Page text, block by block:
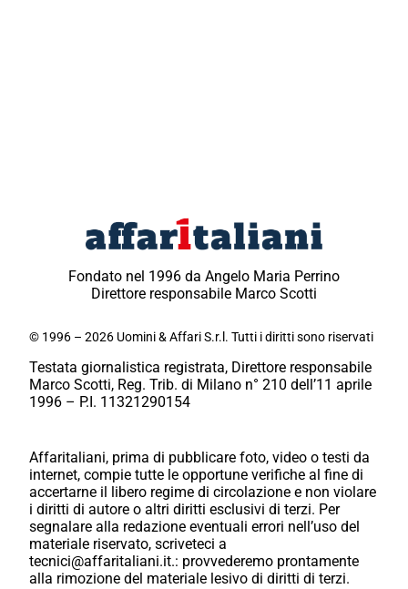
Fondato nel 1996 da Angelo Maria Perrino
Direttore responsabile Marco Scotti
© 1996 – 2026 Uomini & Affari S.r.l. Tutti i diritti sono riservati
Testata giornalistica registrata, Direttore responsabile
Marco Scotti, Reg. Trib. di Milano n° 210 dell’11 aprile
1996 – P.I. 11321290154
Affaritaliani, prima di pubblicare foto, video o testi da
internet, compie tutte le opportune verifiche al fine di
accertarne il libero regime di circolazione e non violare
i diritti di autore o altri diritti esclusivi di terzi. Per
segnalare alla redazione eventuali errori nell’uso del
materiale riservato, scriveteci a
tecnici@affaritaliani.it.: provvederemo prontamente
alla rimozione del materiale lesivo di diritti di terzi.